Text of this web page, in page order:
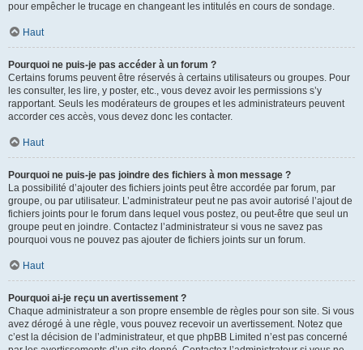
pour empêcher le trucage en changeant les intitulés en cours de sondage.
Haut
Pourquoi ne puis-je pas accéder à un forum ?
Certains forums peuvent être réservés à certains utilisateurs ou groupes. Pour
les consulter, les lire, y poster, etc., vous devez avoir les permissions s’y
rapportant. Seuls les modérateurs de groupes et les administrateurs peuvent
accorder ces accès, vous devez donc les contacter.
Haut
Pourquoi ne puis-je pas joindre des fichiers à mon message ?
La possibilité d’ajouter des fichiers joints peut être accordée par forum, par
groupe, ou par utilisateur. L’administrateur peut ne pas avoir autorisé l’ajout de
fichiers joints pour le forum dans lequel vous postez, ou peut-être que seul un
groupe peut en joindre. Contactez l’administrateur si vous ne savez pas
pourquoi vous ne pouvez pas ajouter de fichiers joints sur un forum.
Haut
Pourquoi ai-je reçu un avertissement ?
Chaque administrateur a son propre ensemble de règles pour son site. Si vous
avez dérogé à une règle, vous pouvez recevoir un avertissement. Notez que
c’est la décision de l’administrateur, et que phpBB Limited n’est pas concerné